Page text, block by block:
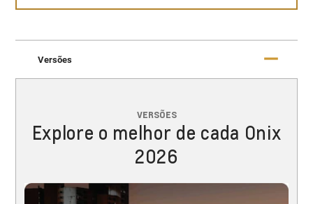
Versões
VERSÕES
Explore o melhor de cada Onix
2026